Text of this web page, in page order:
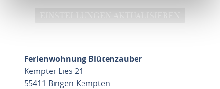
EINSTELLUNGEN AKTUALISIEREN
Ferienwohnung Blütenzauber
Kempter Lies 21
55411 Bingen-Kempten